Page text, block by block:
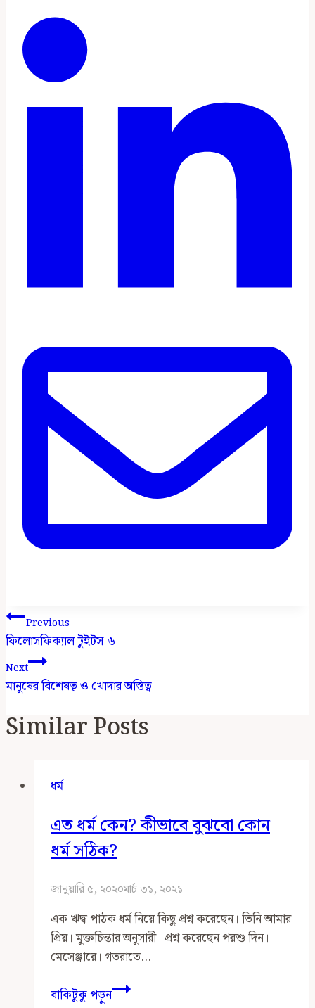
Post
Navigation
Previous
ফিলোসফিক্যাল টুইটস-৬
Next
মানুষের বিশেষত্ব ও খোদার অস্তিত্ব
Similar Posts
ধর্ম
এত ধর্ম কেন? কীভাবে বুঝবো কোন
ধর্ম সঠিক?
জানুয়ারি ৫, ২০২০মার্চ ৩১, ২০২১
এক ঋদ্ধ পাঠক ধর্ম নিয়ে কিছু প্রশ্ন করেছেন। তিনি আমার
প্রিয়। মুক্তচিন্তার অনুসারী। প্রশ্ন করেছেন পরশু দিন।
মেসেঞ্জারে। গতরাতে…
বাকিটুকু পড়ুনএত